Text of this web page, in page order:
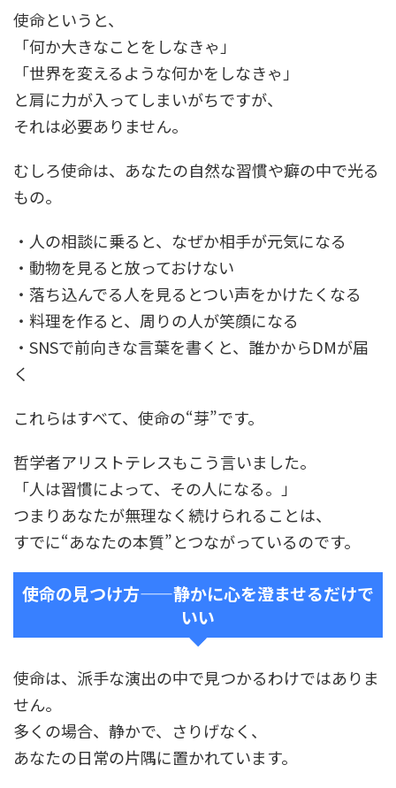
使命というと、
「何か大きなことをしなきゃ」
「世界を変えるような何かをしなきゃ」
と肩に力が入ってしまいがちですが、
それは必要ありません。
むしろ使命は、あなたの自然な習慣や癖の中で光る
もの。
・人の相談に乗ると、なぜか相手が元気になる
・動物を見ると放っておけない
・落ち込んでる人を見るとつい声をかけたくなる
・料理を作ると、周りの人が笑顔になる
・ SNSで前向きな言葉を書くと、誰かからDMが届
く
これらはすべて、使命の“芽”です。
哲学者アリストテレスもこう言いました。
「人は習慣によって、その人になる。」
つまりあなたが無理なく続けられることは、
すでに“あなたの本質”とつながっているのです。
使命の見つけ方——静かに心を澄ませるだけで
いい
使命は、派手な演出の中で見つかるわけではありま
せん。
多くの場合、静かで、さりげなく、
あなたの日常の片隅に置かれています。